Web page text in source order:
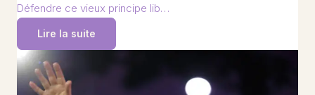
Défendre ce vieux principe lib…
Lire la suite